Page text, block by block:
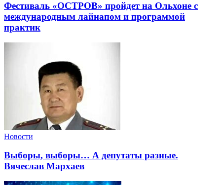
Фестиваль «ОСТРОВ» пройдет на Ольхоне с
международным лайнапом и программой
практик
Новости
Выборы, выборы… А депутаты разные.
Вячеслав Мархаев